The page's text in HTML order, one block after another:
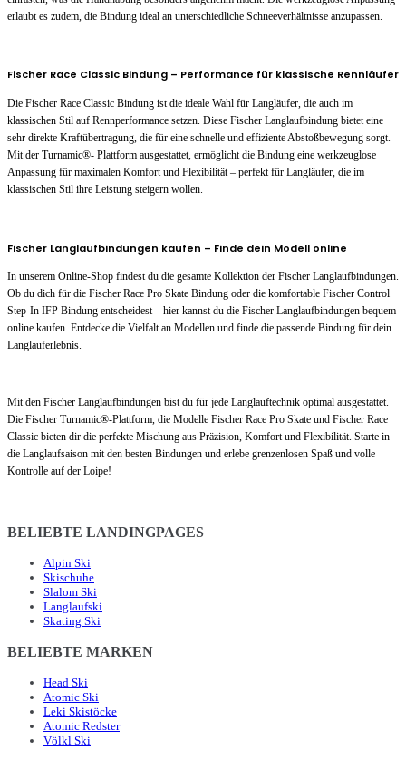
erlaubt es zudem, die Bindung ideal an unterschiedliche Schneeverhältnisse anzupassen.
Fischer Race Classic Bindung – Performance für klassische Rennläufer
Die Fischer Race Classic Bindung ist die ideale Wahl für Langläufer, die auch im
klassischen Stil auf Rennperformance setzen. Diese Fischer Langlaufbindung bietet eine
sehr direkte Kraftübertragung, die für eine schnelle und effiziente Abstoßbewegung sorgt.
Mit der Turnamic®- Plattform ausgestattet, ermöglicht die Bindung eine werkzeuglose
Anpassung für maximalen Komfort und Flexibilität – perfekt für Langläufer, die im
klassischen Stil ihre Leistung steigern wollen.
Fischer Langlaufbindungen kaufen – Finde dein Modell online
In unserem Online-Shop findest du die gesamte Kollektion der Fischer Langlaufbindungen.
Ob du dich für die Fischer Race Pro Skate Bindung oder die komfortable Fischer Control
Step-In IFP Bindung entscheidest – hier kannst du die Fischer Langlaufbindungen bequem
online kaufen. Entdecke die Vielfalt an Modellen und finde die passende Bindung für dein
Langlauferlebnis.
Mit den Fischer Langlaufbindungen bist du für jede Langlauftechnik optimal ausgestattet.
Die Fischer Turnamic®-Plattform, die Modelle Fischer Race Pro Skate und Fischer Race
Classic bieten dir die perfekte Mischung aus Präzision, Komfort und Flexibilität. Starte in
die Langlaufsaison mit den besten Bindungen und erlebe grenzenlosen Spaß und volle
Kontrolle auf der Loipe!
BELIEBTE LANDINGPAGES
Alpin Ski
Skischuhe
Slalom Ski
Langlaufski
Skating Ski
BELIEBTE MARKEN
Head Ski
Atomic Ski
Leki Skistöcke
Atomic Redster
Völkl Ski